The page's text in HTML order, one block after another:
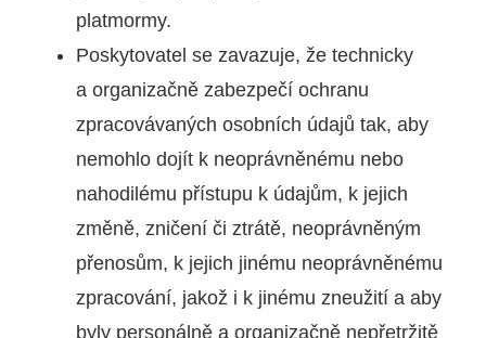
platmormy.
Poskytovatel se zavazuje, že technicky
a organizačně zabezpečí ochranu
zpracovávaných osobních údajů tak, aby
nemohlo dojít k neoprávněnému nebo
nahodilému přístupu k údajům, k jejich
změně, zničení či ztrátě, neoprávněným
přenosům, k jejich jinému neoprávněnému
zpracování, jakož i k jinému zneužití a aby
byly personálně a organizačně nepřetržitě